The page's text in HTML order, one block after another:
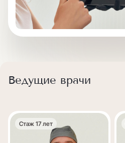
Ведущие врачи
Стаж 17 лет